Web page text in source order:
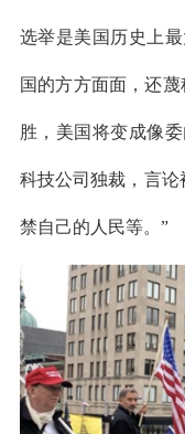
选举是美国历史上
国的方方面面，还
胜，美国将变成像
科技公司独裁，言论
禁自己的人民等。”